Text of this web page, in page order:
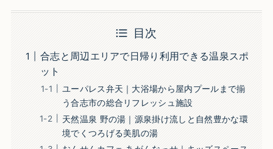
目次
合志と周辺エリアで日帰り利用できる温泉スポ
ット
ユーパレス弁天｜大浴場から屋内プールまで揃
う合志市の総合リフレッシュ施設
天然温泉 野の湯｜源泉掛け流しと自然豊かな環
境でくつろげる美肌の湯